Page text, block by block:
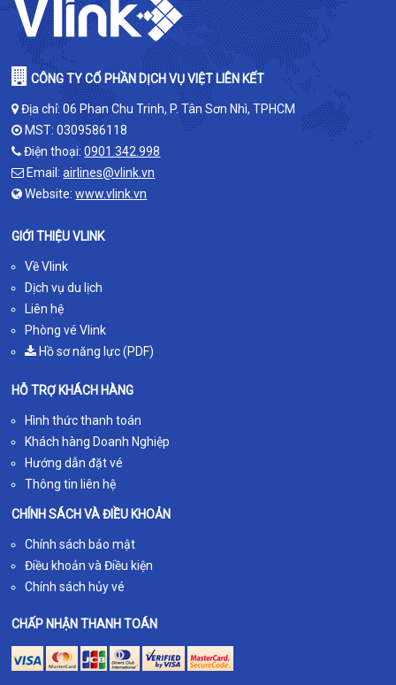
CÔNG TY CỔ PHẦN DỊCH VỤ VIỆT LIÊN KẾT
Địa chỉ: 06 Phan Chu Trinh, P. Tân Sơn Nhì, TPHCM
MST: 0309586118
Điện thoại:0901.342.998
Email:airlines@vlink.vn
Website:www.vlink.vn
GIỚI THIỆU VLINK
Về Vlink
Dịch vụ du lịch
Liên hệ
Phòng vé Vlink
Hồ sơ năng lực (PDF)
HỖ TRỢ KHÁCH HÀNG
Hình thức thanh toán
Khách hàng Doanh Nghiệp
Hướng dẫn đặt vé
Thông tin liên hệ
CHÍNH SÁCH VÀ ĐIỀU KHOẢN
Chính sách bảo mật
Điều khoản và Điều kiện
Chính sách hủy vé
CHẤP NHẬN THANH TOÁN